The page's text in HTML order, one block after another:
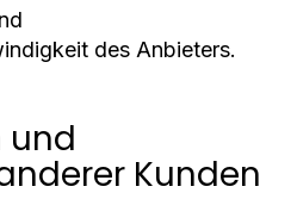
des Anbieters.
und
Kunden